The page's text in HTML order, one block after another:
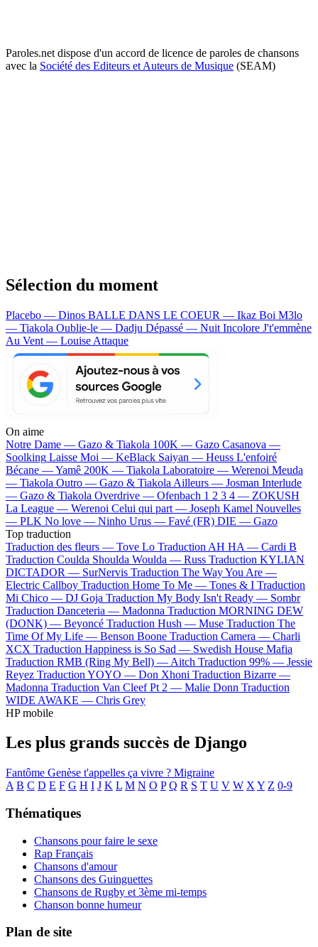
Paroles.net dispose d'un accord de licence de paroles de chansons
avec la Société des Editeurs et Auteurs de Musique (SEAM)
Sélection du moment
Placebo — Dinos BALLE DANS LE COEUR — Ikaz Boi M3lo
— Tiakola Oublie-le — Dadju Dépassé — Nuit Incolore J't'emmène
Au Vent — Louise Attaque
On aime
Notre Dame — Gazo & Tiakola 100K — Gazo Casanova —
Soolking Laisse Moi — KeBlack Saiyan — Heuss L'enfoiré
Bécane —Yamê 200K — Tiakola Laboratoire — Werenoi Meuda
— Tiakola Outro — Gazo & Tiakola Ailleurs — Josman Interlude
— Gazo & Tiakola Overdrive — Ofenbach 1 2 3 4 — ZOKUSH
La League — Werenoi Celui qui part — Joseph Kamel Nouvelles
— PLK No love — Ninho Urus — Favé (FR) DIE — Gazo
Top traduction
Traduction des fleurs — Tove Lo Traduction AH HA — Cardi B
Traduction Coulda Shoulda Woulda — Russ Traduction KYLIAN
DICTADOR — SurNervis Traduction The Way You Are —
Electric Callboy Traduction Home To Me — Tones & I Traduction
Mi Chico — DJ Goja Traduction My Body Isn't Ready — Sombr
Traduction Danceteria — Madonna Traduction MORNING DEW
(DONK) — Beyoncé Traduction Hush — Muse Traduction The
Time Of My Life — Benson Boone Traduction Camera — Charli
XCX Traduction Happiness is So Sad — Swedish House Mafia
Traduction RMB (Ring My Bell) — Aitch Traduction 99% — Jessie
Reyez Traduction YOYO — Don Xhoni Traduction Bizarre —
Madonna Traduction Van Cleef Pt 2 — Malie Donn Traduction
WIDE AWAKE — Chris Grey
HP mobile
Les plus grands succès de Django
Fantôme Genèse t'appelles ça vivre ? Migraine
A B C D E F G H I J K L M N O P Q R S T U V W X Y Z 0-9
Thématiques
Chansons pour faire le sexe
Rap Français
Chansons d'amour
Chansons des Guinguettes
Chansons de Rugby et 3ème mi-temps
Chanson bonne humeur
Plan de site